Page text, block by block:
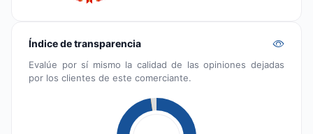
Índice de transparencia
Evalúe por sí mismo la calidad de las opiniones dejadas
por los clientes de este comerciante.